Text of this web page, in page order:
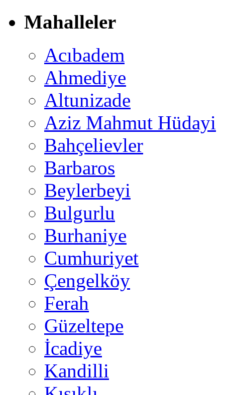
Mahalleler
Acıbadem
Ahmediye
Altunizade
Aziz Mahmut Hüdayi
Bahçelievler
Barbaros
Beylerbeyi
Bulgurlu
Burhaniye
Cumhuriyet
Çengelköy
Ferah
Güzeltepe
İcadiye
Kandilli